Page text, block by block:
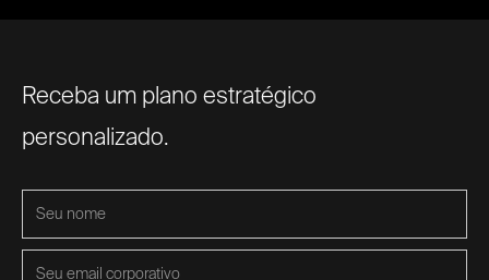
Receba um plano estratégico
personalizado.